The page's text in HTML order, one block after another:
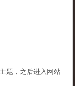
题，之后进入网站